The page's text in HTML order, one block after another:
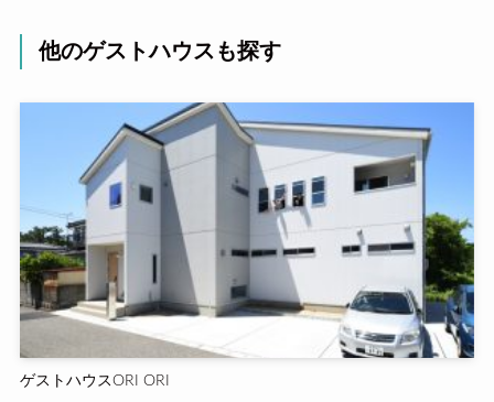
他のゲストハウスも探す
ゲストハウスORI ORI